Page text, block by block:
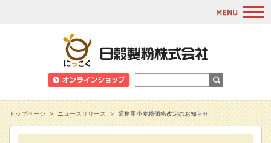
トップページ > ニュースリリース > 業務用小麦粉価格改定のお知らせ